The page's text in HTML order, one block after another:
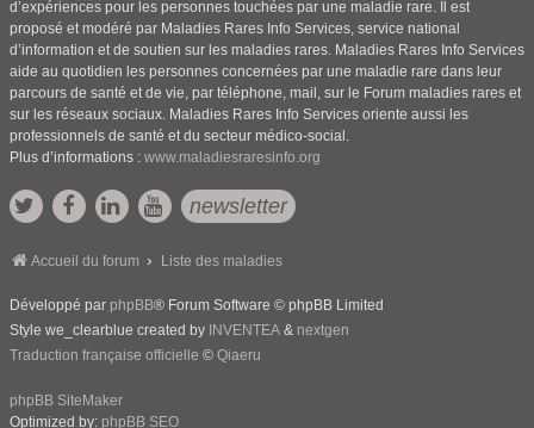
d’expériences pour les personnes touchées par une maladie rare. Il est
proposé et modéré par Maladies Rares Info Services, service national
d’information et de soutien sur les maladies rares. Maladies Rares Info Services
aide au quotidien les personnes concernées par une maladie rare dans leur
parcours de santé et de vie, par téléphone, mail, sur le Forum maladies rares et
sur les réseaux sociaux. Maladies Rares Info Services oriente aussi les
professionnels de santé et du secteur médico-social.
Plus d’informations : www.maladiesraresinfo.org
newsletter
Accueil du forum Liste des maladies
Développé par phpBB® Forum Software © phpBB Limited
Style we_clearblue created by INVENTEA & nextgen
Traduction française officielle © Qiaeru
phpBB SiteMaker
Optimized by: phpBB SEO